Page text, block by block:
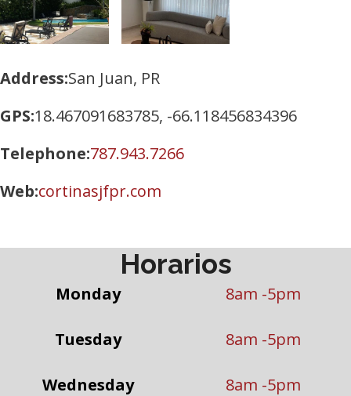
Address San Juan, PR
GPS 18.467091683785, -66.118456834396
Telephone 787.943.7266
Web cortinasjfpr.com
Horarios
Monday 8am -5pm
Tuesday 8am -5pm
Wednesday 8am -5pm